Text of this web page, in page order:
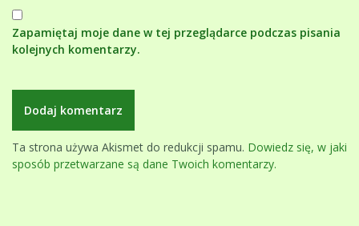
Zapamiętaj moje dane w tej przeglądarce podczas pisania
kolejnych komentarzy.
Ta strona używa Akismet do redukcji spamu. Dowiedz się, w jaki
sposób przetwarzane są dane Twoich komentarzy.